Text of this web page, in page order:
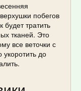
побегов
будет тратить
тканей. Это
все веточки с
до